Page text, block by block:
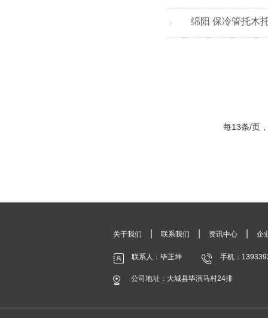
绵阳 保冷管托木
每13条/页
关于我们 联系我们 资讯中心 企
联系人：毕正坤 手机：
公司地址：大城县毕演马村24排